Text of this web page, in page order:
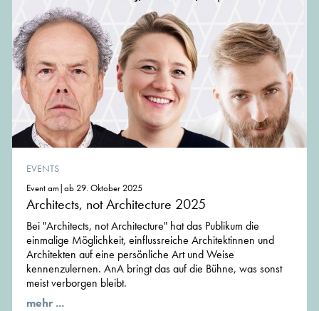
EVENTS
Event am|ab 29. Oktober 2025
Architects, not Architecture 2025
Bei "Architects, not Architecture" hat das Publikum die
einmalige Möglichkeit, einflussreiche Architektinnen und
Architekten auf eine persönliche Art und Weise
kennenzulernen. AnA bringt das auf die Bühne, was sonst
meist verborgen bleibt.
mehr ...